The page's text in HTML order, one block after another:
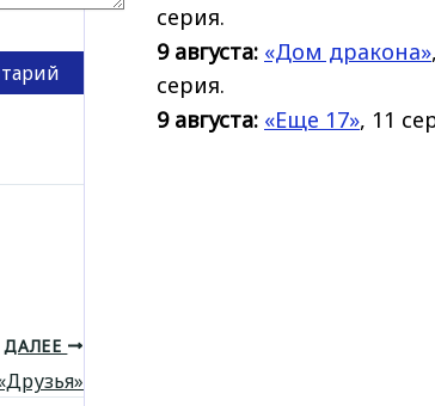
ДАЛЕЕ
серия.
9 августа: «Дом дракона»
серия.
9 августа: «Еще 17», 11